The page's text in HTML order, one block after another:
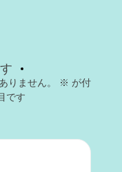
りません。 ※ が付
です